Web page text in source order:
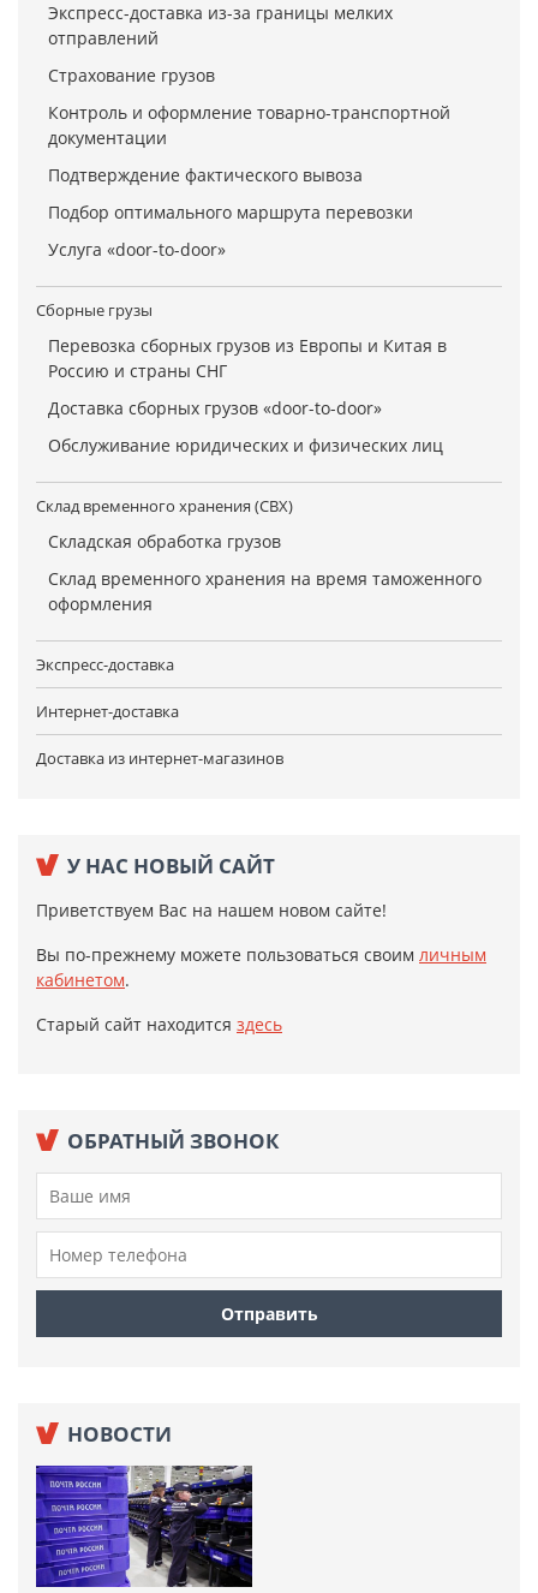
Экспресс-доставка из-за границы мелких
отправлений
Страхование грузов
Контроль и оформление товарно-транспортной
документации
Подтверждение фактического вывоза
Подбор оптимального маршрута перевозки
Услуга «door-to-door»
Сборные грузы
Перевозка сборных грузов из Европы и Китая в
Россию и страны СНГ
Доставка сборных грузов «door-to-door»
Обслуживание юридических и физических лиц
Склад временного хранения (СВХ)
Складская обработка грузов
Склад временного хранения на время таможенного
оформления
Экспресс-доставка
Интернет-доставка
Доставка из интернет-магазинов
У НАС НОВЫЙ САЙТ
Приветствуем Вас на нашем новом сайте!
Вы по-прежнему можете пользоваться своим личным
кабинетом.
Старый сайт находится здесь
ОБРАТНЫЙ ЗВОНОК
НОВОСТИ